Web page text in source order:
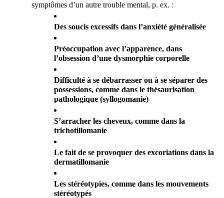
symptômes d’un autre trouble mental, p. ex. :
Des soucis excessifs dans l’anxiété généralisée
Préoccupation avec l’apparence, dans
l’obsession d’une dysmorphie corporelle
Difficulté à se débarrasser ou à se séparer des
possessions, comme dans le thésaurisation
pathologique (syllogomanie)
S’arracher les cheveux, comme dans la
trichotillomanie
Le fait de se provoquer des excoriations dans la
dermatillomanie
Les stéréotypies, comme dans les mouvements
stéréotypés